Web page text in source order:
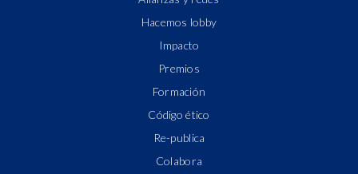
Hacemos lobby
Impacto
Premios
Formación
Código ético
Re-publica
Colabora